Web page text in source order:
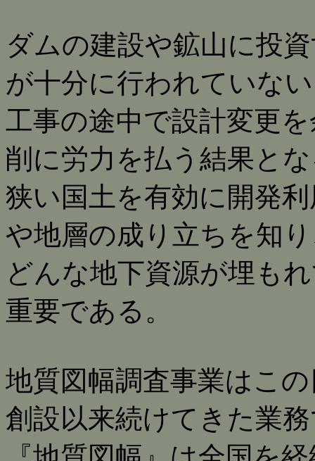
ダムの建設や鉱山に投
が十分に行われていな
工事の途中で設計変更
削に労力を払う結果と
狭い国土を有効に開発
や地層の成り立ちを知
どんな地下資源が埋も
重要である。
地質図幅調査事業はこ
創設以来続けてきた業